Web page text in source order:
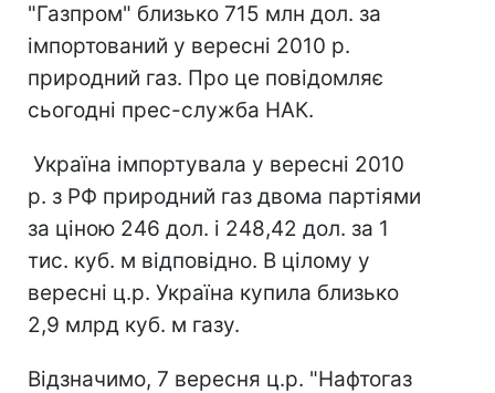
"Газпром" близько 715 млн дол. за
імпортований у вересні 2010 р.
природний газ. Про це повідомляє
сьогодні прес-служба НАК.
Україна імпортувала у вересні 2010
р. з РФ природний газ двома партіями
за ціною 246 дол. і 248,42 дол. за 1
тис. куб. м відповідно. В цілому у
вересні ц.р. Україна купила близько
2,9 млрд куб. м газу.
Відзначимо, 7 вересня ц.р. "Нафтогаз